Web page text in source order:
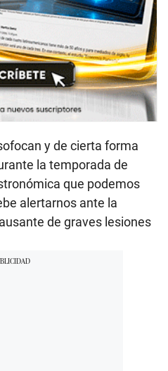
y de cierta forma
la temporada de
que podemos
alertarnos ante la
de graves lesiones